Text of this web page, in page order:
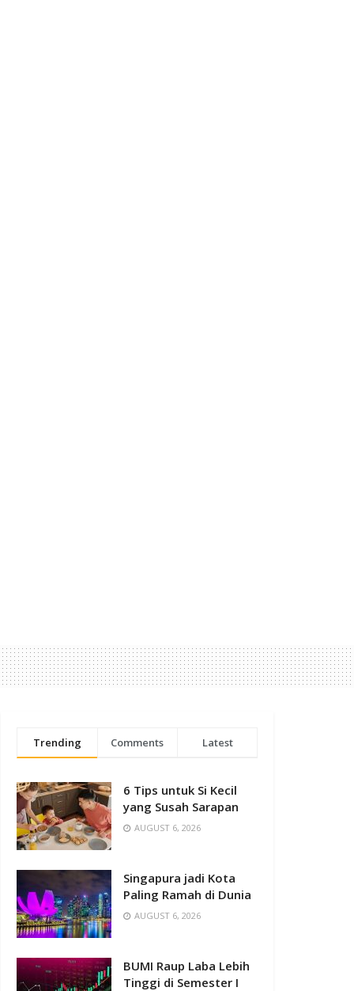
Trending Comments Latest
6 Tips untuk Si Kecil
yang Susah Sarapan
AUGUST 6, 2026
Singapura jadi Kota
Paling Ramah di Dunia
AUGUST 6, 2026
BUMI Raup Laba Lebih
Tinggi di Semester I